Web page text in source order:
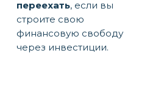
переехать, если вы
строите свою
финансовую свободу
через инвестиции.